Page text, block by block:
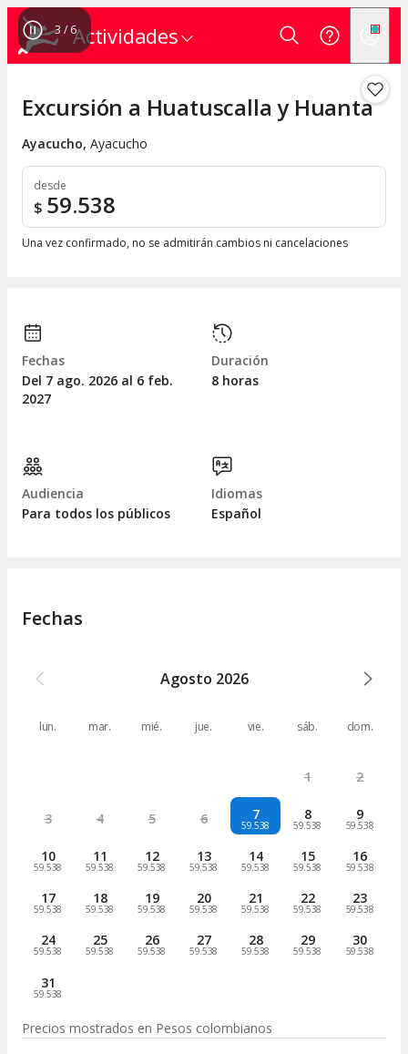
Actividades
4 / 6
Excursión a Huatuscalla y Huanta
Ayacucho, Ayacucho
desde
$ 59.538
Una vez confirmado, no se admitirán cambios ni cancelaciones
Fechas
Del 7 ago. 2026 al 6 feb.
2027
Duración
8 horas
Audiencia
Para todos los públicos
Idiomas
Español
Fechas
Agosto 2026
lun. mar. mié. jue. vie. sáb. dom.
1 2
3 4 5 6 7
59.538
8
59.538
9
59.538
10
59.538
11
59.538
12
59.538
13
59.538
14
59.538
15
59.538
16
59.538
17
59.538
18
59.538
19
59.538
20
59.538
21
59.538
22
59.538
23
59.538
24
59.538
25
59.538
26
59.538
27
59.538
28
59.538
29
59.538
30
59.538
31
59.538
Precios mostrados en Pesos colombianos